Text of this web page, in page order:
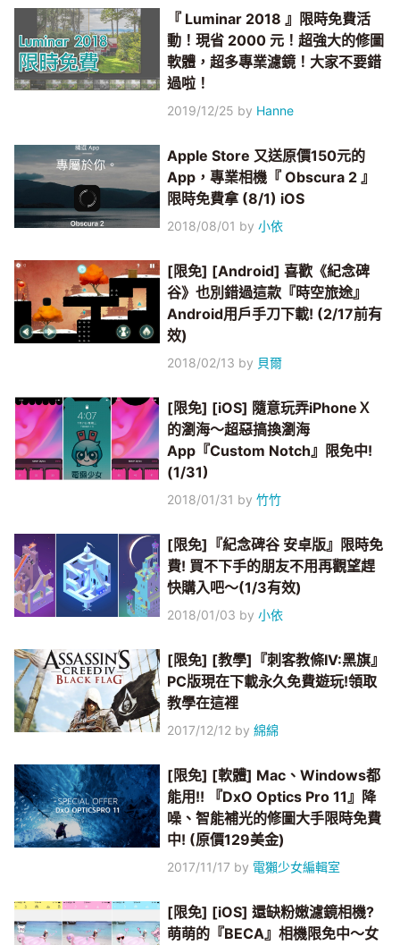
『 Luminar 2018 』限時免費活
動！現省 2000 元！超強大的修圖
軟體，超多專業濾鏡！大家不要錯
過啦！
2019/12/25 by Hanne
Apple Store 又送原價150元的
App，專業相機『 Obscura 2 』
限時免費拿 (8/1) iOS
2018/08/01 by小依
[限免] [Android] 喜歡《紀念碑
谷》也別錯過這款『時空旅途』
Android用戶手刀下載! (2/17前有
效)
2018/02/13 by 貝爾
[限免] [iOS] 隨意玩弄iPhoneＸ
的瀏海～超惡搞換瀏海
App『Custom Notch』限免中!
(1/31)
2018/01/31 by竹竹
[限免]『紀念碑谷 安卓版』限時免
費! 買不下手的朋友不用再觀望趕
快購入吧～(1/3有效)
2018/01/03 by小依
[限免] [教學]『刺客教條IV:黑旗』
PC版現在下載永久免費遊玩!領取
教學在這裡
2017/12/12 by綿綿
[限免] [軟體] Mac、Windows都
能用!! 『DxO Optics Pro 11』降
噪、智能補光的修圖大手限時免費
中! (原價129美金)
2017/11/17 by 電獺少女編輯室
[限免] [iOS] 還缺粉嫩濾鏡相機?
萌萌的『BECA』相機限免中～女